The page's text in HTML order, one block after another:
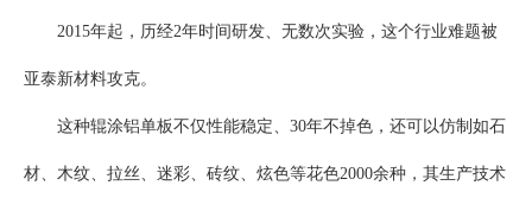
2015年起，历经2年时间研发、无数次实验，这个行业难题被
亚泰新材料攻克。
这种辊涂铝单板不仅性能稳定、30年不掉色，还可以仿制如石
材、木纹、拉丝、迷彩、砖纹、炫色等花色2000余种，其生产技术